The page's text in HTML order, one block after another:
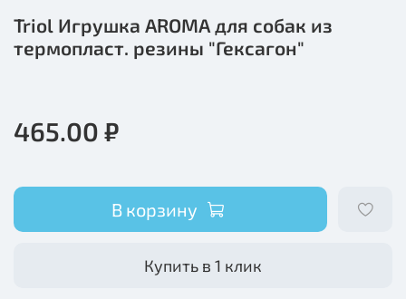
Triol Игрушка AROMA для собак из
термопласт. резины "Гексагон"
465.00 ₽
В корзину
Купить в 1 клик